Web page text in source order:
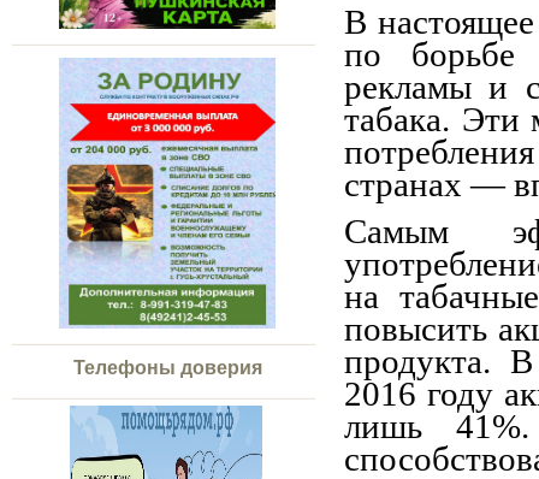
Телефоны доверия
В
по борьбе
рекламы и
табака. Эти
странах —
Самым
на
повысить
продукта.
2016 году
лишь 41%.